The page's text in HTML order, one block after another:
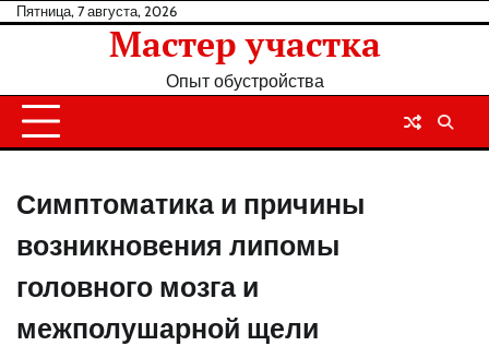
Перейти
Пятница, 7 августа, 2026
Мастер участка
Опыт обустройства
Симптоматика и причины
возникновения липомы
головного мозга и
межполушарной щели